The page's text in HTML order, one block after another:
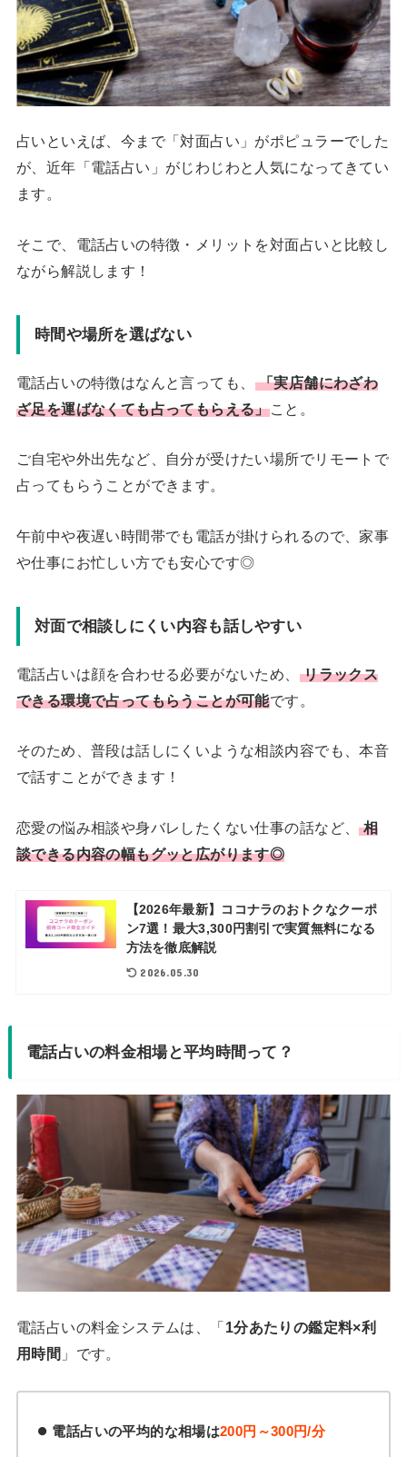
占いといえば、今まで「対面占い」がポピュラーでした
が、近年「電話占い」がじわじわと人気になってきてい
ます。
そこで、電話占いの特徴・メリットを対面占いと比較し
ながら解説します！
時間や場所を選ばない
電話占いの特徴はなんと言っても、
「実店舗にわざわ
ざ足を運ばなくても占ってもらえる」こと。
ご自宅や外出先など、自分が受けたい場所でリモートで
占ってもらうことができます。
午前中や夜遅い時間帯でも電話が掛けられるので、家事
や仕事にお忙しい方でも安心です◎
対面で相談しにくい内容も話しやすい
電話占いは顔を合わせる必要がないため、
リラックス
できる環境で占ってもらうことが可能です。
そのため、普段は話しにくいような相談内容でも、本音
で話すことができます！
恋愛の悩み相談や身バレしたくない仕事の話など、 相
談できる内容の幅もグッと広がります◎
【2026年最新】ココナラのおトクなクーポ
ン7選！最大3,300円割引で実質無料になる
方法を徹底解説
2026.05.30
電話占いの料金相場と平均時間って？
電話占いの料金システムは、「1分あたりの鑑定料×利
用時間 」です。
電話占いの平均的な相場は200円～300円/分